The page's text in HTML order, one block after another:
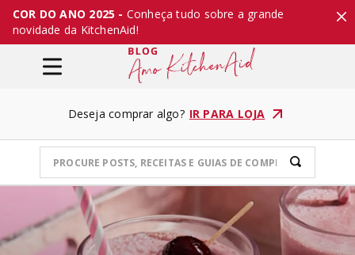
COR DO ANO 2025 - Conheça tudo sobre a grande
novidade da KitchenAid!
Deseja comprar algo? IR PARA LOJA